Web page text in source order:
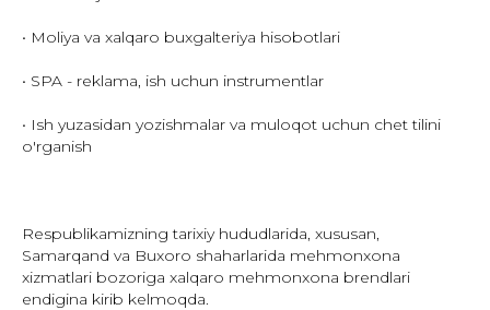
• Moliya va xalqaro buxgalteriya hisobotlari
• SPA - reklama, ish uchun instrumentlar
• Ish yuzasidan yozishmalar va muloqot uchun chet tilini
o'rganish
Respublikamizning tarixiy hududlarida, xususan,
Samarqand va Buxoro shaharlarida mehmonxona
xizmatlari bozoriga xalqaro mehmonxona brendlari
endigina kirib kelmoqda.